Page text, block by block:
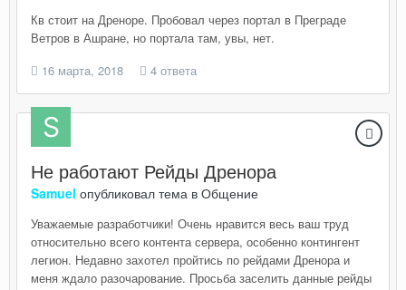
Кв стоит на Дреноре. Пробовал через портал в Преграде
Ветров в Ашране, но портала там, увы, нет.
16 марта, 2018
4 ответа
Не работают Рейды Дренора
Samuel опубликовал тема в Общение
Уважаемые разработчики! Очень нравится весь ваш труд
относительно всего контента сервера, особенно контингент
легион. Недавно захотел пройтись по рейдами Дренора и
меня ждало разочарование. Просьба заселить данные рейды